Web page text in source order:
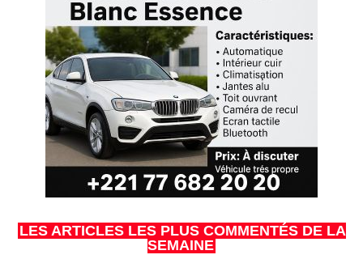
LES ARTICLES LES PLUS COMMENTÉS DE LA
SEMAINE